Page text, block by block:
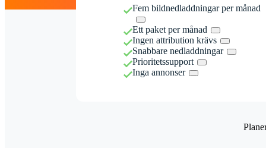
Fem bildnedladdningar per månad
Ett paket per månad
Ingen attribution krävs
Snabbare nedladdningar
Prioritetssupport
Inga annonser